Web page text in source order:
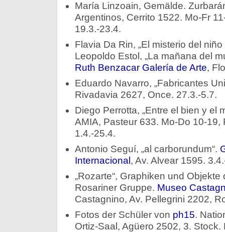
María Linzoain, Gemälde.
Argentinos, Cerrito 1522. Mo-Fr
19.3.-23.4.
Flavia Da Rin, „El misterio del
Leopoldo Estol, „La mañana del
Ruth Benzacar Galería de Arte,
Eduardo Navarro, „Fabricantes
Rivadavia 2627, Once. 27.3.-5.7.
Diego Perrotta, „Entre el bien y el
AMIA, Pasteur 633. Mo-Do 10-19,
1.4.-25.4.
Antonio Seguí, „al carborundum“.
Internacional , Av. Alvear 1595.
„Rozarte“, Graphiken und
Rosariner Gruppe. Museo
Castagnino, Av. Pellegrini 2202,
Fotos der Schüler von ph15.
Ortiz-Saal, Agüero 2502, 3.